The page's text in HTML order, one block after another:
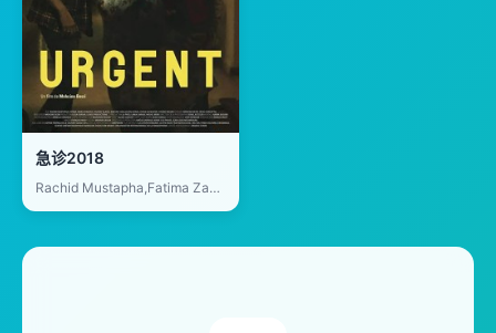
急诊2018
Rachid Mustapha,Fatima Zahra Benacer,Youssef Alaoui